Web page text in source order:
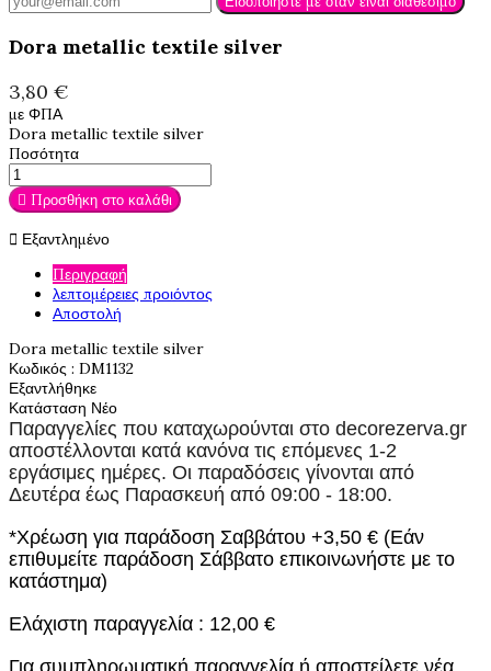
Dora metallic textile silver
3,80 €
με ΦΠΑ
Dora metallic textile silver
Ποσότητα
 Προσθήκη στο καλάθι
 Εξαντλημένο
Περιγραφή
λεπτομέρειες προιόντος
Αποστολή
Dora metallic textile silver
Κωδικός : DM1132
Εξαντλήθηκε
Κατάσταση Νέο
Παραγγελίες που καταχωρούνται στο decorezerva.gr
αποστέλλονται κατά κανόνα τις επόμενες 1-2
εργάσιμες ημέρες. Οι παραδόσεις γίνονται από
Δευτέρα έως Παρασκευή από 09:00 - 18:00.
*Χρέωση για παράδοση Σαββάτου +3,50 € (Εάν
επιθυμείτε παράδοση Σάββατο επικοινωνήστε με το
κατάστημα)
Ελάχιστη παραγγελία : 12,00 €
Για συμπληρωματική παραγγελία ή αποστείλετε νέα